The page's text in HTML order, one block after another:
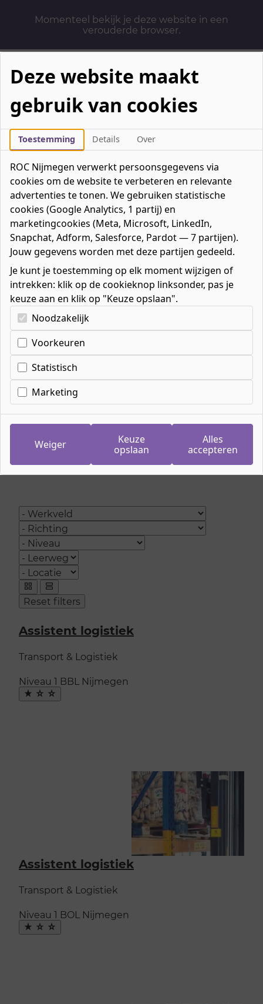
Momenteel bekijk je deze website in een
verouderde browser.
Mbo-opleidingen
Werken & Leren
Mavo / havo / vwo
Contact
Over ons
Bedrijven
Favorieten0favorieten
Mijn ROC
Zoeken
Home»Mbo-opleidingen
Entreeopleidingen
jouw springplank naar het mbo. De meeste
entreeopleidingen starten zowel in september
als in februari.
Categories
Richting
Niveau
Leerweg
Plaats
Opleidingen
weergeven
als:
Toon
als
Toon
als
Reset filters
Assistent logistiek
Transport & Logistiek
Niveau 1 BBL Nijmegen
Maak
favoriet
Assistent logistiek
Transport & Logistiek
Niveau 1 BOL Nijmegen
Maak
favoriet
Deze website maakt
gebruik van cookies
Toestemming Details Over
ROC Nijmegen verwerkt persoonsgegevens via
cookies om de website te verbeteren en relevante
advertenties te tonen. We gebruiken statistische
cookies (Google Analytics, 1 partij) en
marketingcookies (Meta, Microsoft, LinkedIn,
Snapchat, Adform, Salesforce, Pardot — 7 partijen).
Jouw gegevens worden met deze partijen gedeeld.
Je kunt je toestemming op elk moment wijzigen of
intrekken: klik op de cookieknop linksonder, pas je
keuze aan en klik op "Keuze opslaan".
Kies uw cookie-voorkeuren
Noodzakelijk
Voorkeuren
Statistisch
Marketing
Weiger
Keuze
opslaan
Alles
accepteren